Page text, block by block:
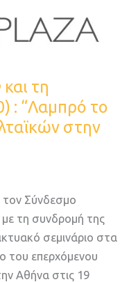
τη
: “Λαμπρό το
στην
τον Σύνδεσμο
τη συνδρομή της
σεμινάριο στα
του επερχόμενου
Αθήνα στις 19